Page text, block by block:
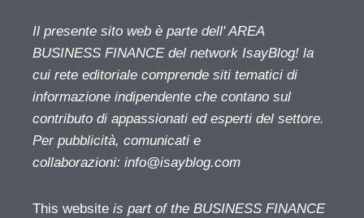
Il presente sito web è parte dell' AREA
BUSINESS FINANCE del network IsayBlog! la
cui rete editoriale comprende siti tematici di
informazione indipendente che contano sul
contributo di appassionati ed esperti del settore.
Per pubblicità, comunicati e
collaborazioni: info@isayblog.com
This website is part of the BUSINESS FINANCE